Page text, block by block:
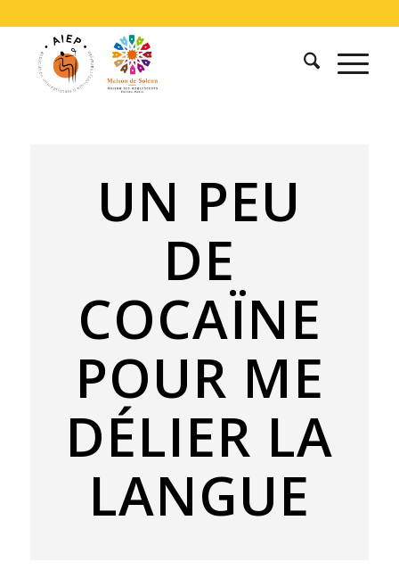
UN PEU
DE
COCAÏNE
POUR ME
DÉLIER LA
LANGUE